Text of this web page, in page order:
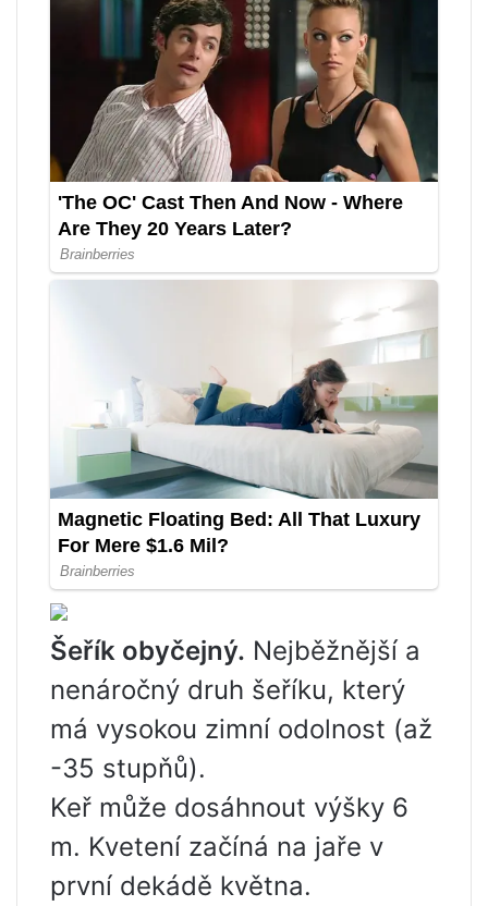
Šeřík obyčejný. Nejběžnější a
nenáročný druh šeříku, který
má vysokou zimní odolnost (až
-35 stupňů).
Keř může dosáhnout výšky 6
m. Kvetení začíná na jaře v
první dekádě května.